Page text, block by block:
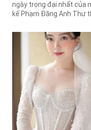
ngày trọng đại nhất của
kế Phạm Đăng Anh Thư